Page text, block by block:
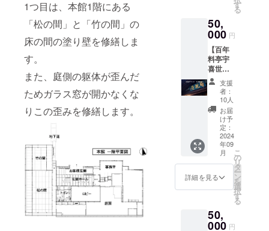
1つ目は、本館1階にある
「松の間」と「竹の間」の
床の間の塗り壁を修繕しま
す。
また、庭側の躯体が歪んだ
ためガラス窓が開かなくな
りこの歪みを修繕します。
ご記入
くださ
い） ＊
掲載期
間：
2024年
9月15日
から1年
間掲載
＊掲載
方法：
文字の
す。商
品開封
前には
必ずお
届のリ
ターン
に貼付
された
ラベル
や注意
書きを
ご確認
下さ
い。 ----
-----------
-----------
-----------
-----------
用にし
た場
10,000
円、
50,000
円、
100,000
円、
500,000
円、
1,000,0
00円の
リター
ンと同
じ内容
になり
ます。
だきま
す。 ＊
営業時
間：
11：30
～14：
00（不
定休）
＊宇喜
世まで
の交通
費、宿
泊費は
支援者
様のご
負担で
改修工
事をし
ていた
だきま
す。 ■
名物冷
凍うな
ぎ蒲
焼 3尾
を送ら
せてい
ただき
ます。
（ご贈
答用に
もご利
用いた
だけま
す。）
（法人
名）を
す
る
50,
000 円
【百年
料亭宇
喜世
応援プ
ランＣ
50,000
円＞】
■心から
感謝の
気持ち
を込め
てお礼
のメー
ルを送
だきま
す。 ■
支援
者：
10人
お届
け予
定：
2024
年09
月
詳細を見る
こ
の
リ
タ
ー
ン
を
選
択
す
る
50,
000 円